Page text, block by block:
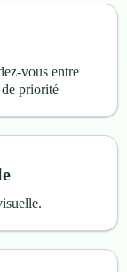
vous entre
priorité